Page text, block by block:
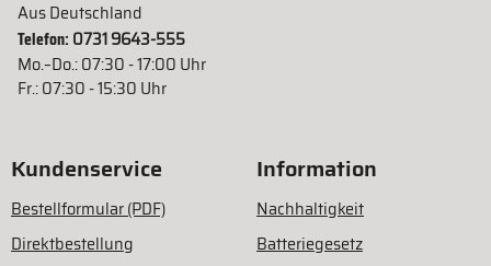
Aus Deutschland
Telefon: 0731 9643-555
Mo.–Do.: 07:30 - 17:00 Uhr
Fr.: 07:30 - 15:30 Uhr
Kundenservice
Bestellformular (PDF)
Direktbestellung
Information
Nachhaltigkeit
Batteriegesetz